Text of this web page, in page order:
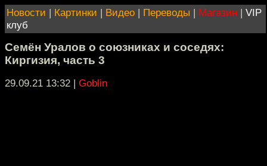
Новости | Картинки | Видео | Переводы | Магазин | VIP
клуб
Семён Уралов о союзниках и соседях:
Киргизия, часть 3
29.09.21 13:32 | Goblin